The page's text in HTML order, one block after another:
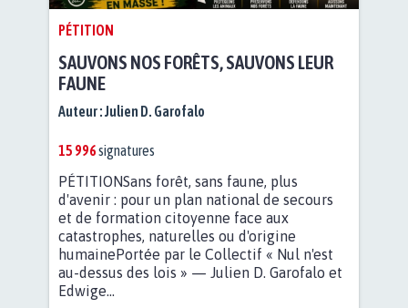
!
PÉTITION
SAUVONS NOS FORÊTS, SAUVONS LEUR
FAUNE
Auteur :Julien D. Garofalo
15 996signatures
PÉTITIONSans forêt, sans faune, plus
d'avenir : pour un plan national de secours
et de formation citoyenne face aux
catastrophes, naturelles ou d'origine
humainePortée par le Collectif « Nul n'est
au-dessus des lois » — Julien D. Garofalo et
Edwige...